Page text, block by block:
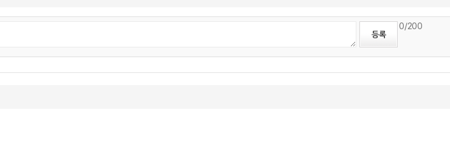
0/200